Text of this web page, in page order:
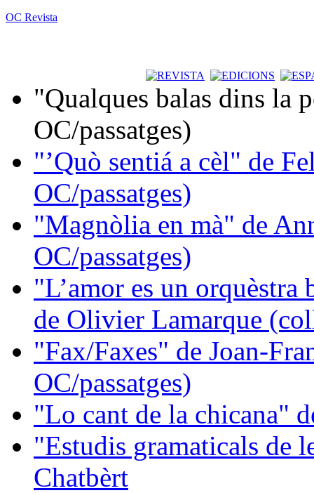
OC Revista
"Qualques balas dins la
OC/passatges)
"’Quò sentiá a cèl" de
OC/passatges)
"Magnòlia en mà" de
OC/passatges)
"L’amor es un orquèstra
de Olivier Lamarque
"Fax/Faxes" de Joan-
OC/passatges)
"Lo cant de la chicana"
"Estudis gramaticals de
Chatbèrt